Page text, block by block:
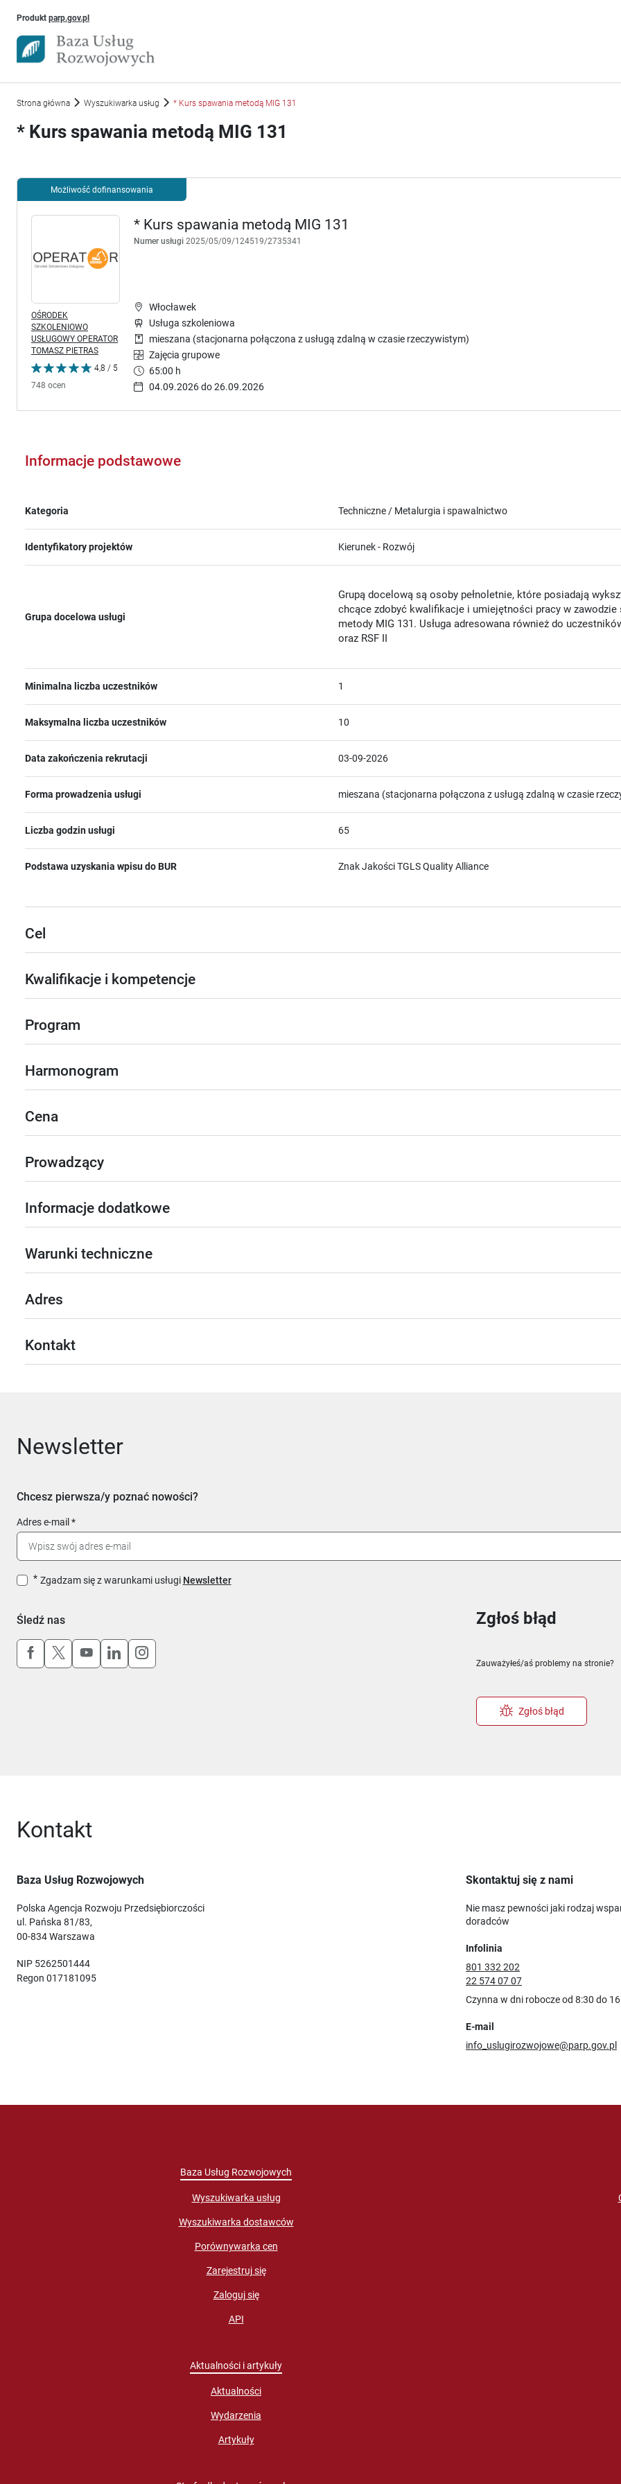
Produkt parp.gov.plUwaga, link otworzy się w nowym oknie
Strona główna Wyszukiwarka usług * Kurs spawania metodą MIG 131
* Kurs spawania metodą MIG 131
Możliwość dofinansowania
* Kurs spawania metodą MIG 131
Numer usługi 2025/05/09/124519/2735341
OŚRODEK
SZKOLENIOWO
USŁUGOWY OPERATOR
TOMASZ PIETRAS
4,8 / 5
748 ocen
Włocławek
Usługa szkoleniowa
mieszana (stacjonarna połączona z usługą zdalną w czasie rzeczywistym)
Zajęcia grupowe
65:00 h
04.09.2026 do 26.09.2026
Informacje podstawowe
Kategoria Techniczne / Metalurgia i spawalnictwo
Identyfikatory projektów Kierunek - Rozwój
Grupa docelowa usługi
Grupą docelową są osoby pełnoletnie, które posiadają
chcące zdobyć kwalifikacje i umiejętności pracy w zawodzie
metody MIG 131. Usługa adresowana również do
oraz RSF II
Minimalna liczba uczestników 1
Maksymalna liczba uczestników 10
Data zakończenia rekrutacji 03-09-2026
Forma prowadzenia usługi mieszana (stacjonarna połączona z usługą zdalną w czasie
Liczba godzin usługi 65
Podstawa uzyskania wpisu do BUR Znak Jakości TGLS Quality Alliance
Cel
Kwalifikacje i kompetencje
Program
Harmonogram
Cena
Prowadzący
Informacje dodatkowe
Warunki techniczne
Adres
Kontakt
Newsletter
Chcesz pierwsza/y poznać nowości?
Adres e-mail
Zgadzam się z warunkami usługi Newsletter
Śledź nas
Uwaga, link otworzy się w nowym oknie
Uwaga, link otworzy się w nowym oknie
Uwaga, link otworzy się w nowym oknie
Uwaga, link otworzy się w nowym oknie
Uwaga, link otworzy się w nowym oknie
Zgłoś błąd
Zauważyłeś/aś problemy na stronie?
Zgłoś błąd
Kontakt
Baza Usług Rozwojowych
Polska Agencja Rozwoju Przedsiębiorczości
ul. Pańska 81/83,
00-834 Warszawa
NIP 5262501444
Regon 017181095
Skontaktuj się z nami
Nie masz pewności jaki rodzaj
doradców
Infolinia
801 332 202
22 574 07 07
Czynna w dni robocze od 8:30 do
E-mail
info_uslugirozwojowe@parp.gov.pl
Baza Usług Rozwojowych
Wyszukiwarka usług
Wyszukiwarka dostawców
Porównywarka cen
Zarejestruj się
Zaloguj się
API
Aktualności i artykuły
Aktualności
Wydarzenia
Artykuły